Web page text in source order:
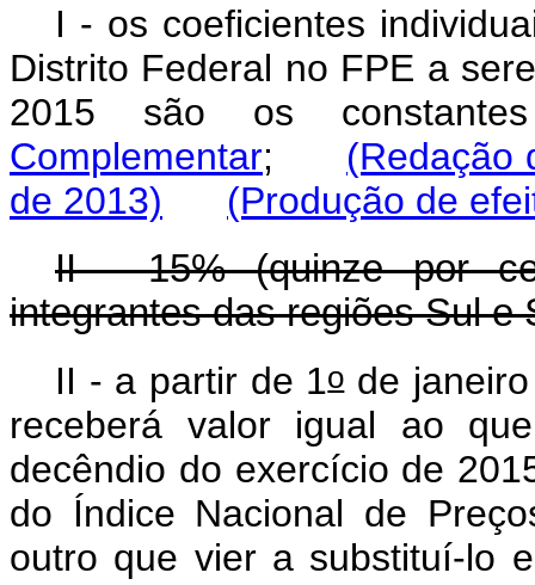
I - os coeficientes
Distrito Federal no FPE a
2015 são os
Complementar;
(Redação
de 2013)
(Produção de
II - 15% (quinze por
integrantes das regiões Sul e
II - a partir de 1ode janeiro
receberá valor igual ao
decêndio do exercício de
do Índice Nacional de
outro que vier a substituí-lo